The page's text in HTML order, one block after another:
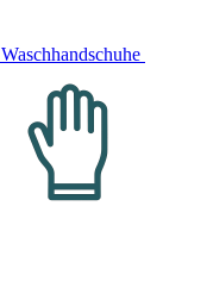
Waschhandschuhe